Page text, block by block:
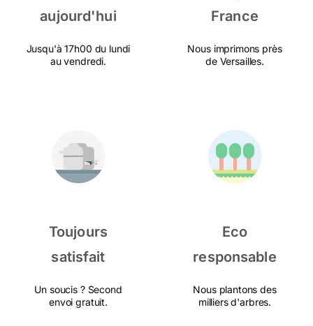
aujourd'hui
Jusqu'à 17h00 du lundi
au vendredi.
France
Nous imprimons près
de Versailles.
Toujours
satisfait
Un soucis ? Second
envoi gratuit.
Eco
responsable
Nous plantons des
milliers d'arbres.